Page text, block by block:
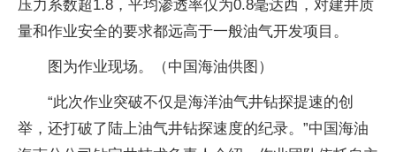
压力系数超1.8，平均渗透率仅为0.8毫达西，对建井质
量和作业安全的要求都远高于一般油气开发项目。
图为作业现场。（中国海油供图）
“此次作业突破不仅是海洋油气井钻探提速的创
举，还打破了陆上油气井钻探速度的纪录。”中国海油